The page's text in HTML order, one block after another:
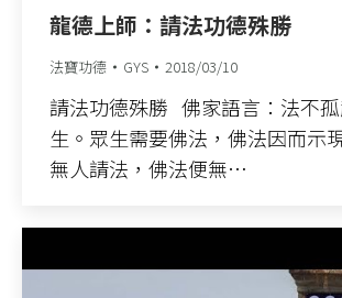
龍德上師：請法功德殊勝
法寶功德 GYS 2018/03/10
請法功德殊勝 佛家語言：法不
生。眾生需要佛法，佛法因而示
無人請法，佛法便無…